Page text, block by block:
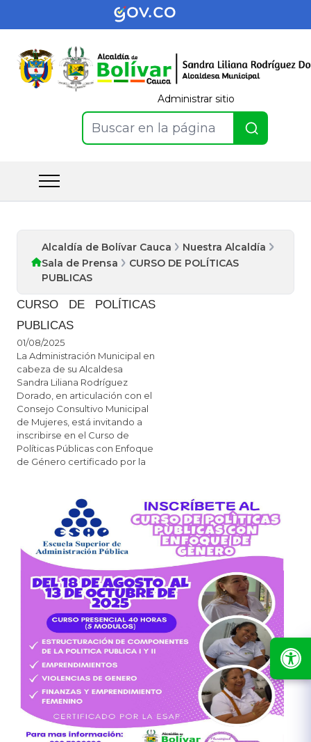
Administrar sitio
Buscar en la página
Alcaldía de Bolívar Cauca
Nuestra Alcaldía
Sala de Prensa
CURSO DE POLÍTICAS
PUBLICAS
CURSO DE POLÍTICAS
PUBLICAS
01/08/2025
La Administración Municipal en
cabeza de su Alcaldesa
Sandra Liliana Rodríguez
Dorado, en articulación con el
Consejo Consultivo Municipal
de Mujeres, está invitando a
inscribirse en el Curso de
Políticas Públicas con Enfoque
de Género certificado por la